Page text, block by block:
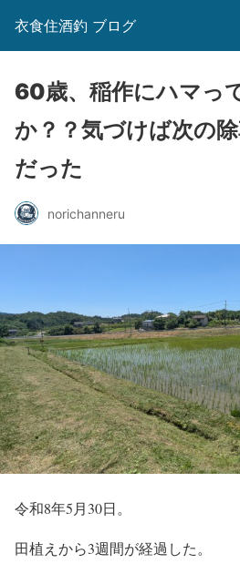
衣食住酒釣 ブログ
60歳、稲作にハマっ
か？？気づけば次の
だった
norichanneru
令和8年5月30日。
田植えから3週間が経過した。